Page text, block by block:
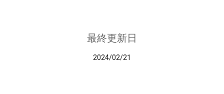
最終更新日
2024/02/21